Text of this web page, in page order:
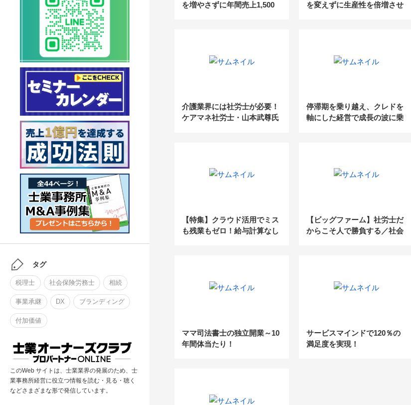
タグ
税理士 社会保険労務士 相続
事業承継 DX ブランディング
付加価値
このWeb サイトは、士業業界の発展のため、士
業事務所経営に役立つ情報を読む・見る・聴く
などさまざまな形で発信しています。
を増やさずに年間売上1,500
を変えずに生産性を倍増させ
介護業界には社労士が必要！
ケアマネ社労士・山本武尊氏
停滞期を乗り越え、クレドを
軸にした経営で成長の波に乗
【特集】クラウド活用でミス
も残業もゼロ！給与計算なし
【ビッグファーム】社労士だ
からこそ人で勝負する／社会
ママ司法書士の独立開業～10
年間体当たり！
サービスマインドで120％の
満足度を実現！